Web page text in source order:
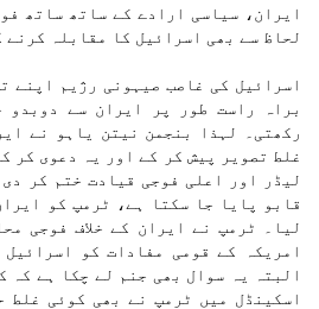
ایران، سیاسی ارادے کے ساتھ ساتھ
لحاظ سے بھی اسرائیل کا مقابلہ کرنے
اسرائیل کی غاصب صیہونی رژیم اپنے
براہ راست طور پر ایران سے دوبدو
رکھتی۔ لہذا بنجمن نیتن یاہو نے
غلط تصویر پیش کر کے اور یہ دعوی کر
لیڈر اور اعلی فوجی قیادت ختم کر
قابو پایا جا سکتا ہے، ٹرمپ کو
لیا۔ ٹرمپ نے ایران کے خلاف فوجی
امریکہ کے قومی مفادات کو
البتہ یہ سوال بھی جنم لے چکا ہے کہ
اسکینڈل میں ٹرمپ نے بھی کوئی غلط